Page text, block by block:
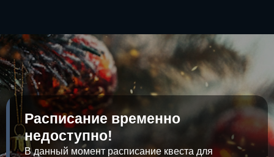
Расписание временно
недоступно!
В данный момент расписание квеста для